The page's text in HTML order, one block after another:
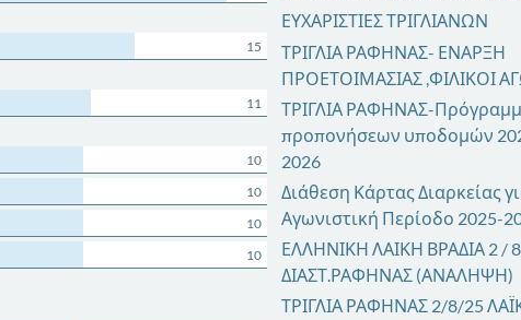
15
11
10
10
10
10
ΕΥΧΑΡΙΣΤΙΕΣ ΤΡΙΓΛΙΑΝΩΝ
ΤΡΙΓΛΙΑ ΡΑΦΗΝΑΣ- ΕΝΑΡΞΗ
ΠΡΟΕΤΟΙΜΑΣΙΑΣ ,ΦΙΛΙΚΟΙ
ΤΡΙΓΛΙΑ ΡΑΦΗΝΑΣ-
προπονήσεων υποδομών
2026
Διάθεση Κάρτας Διαρκείας
Αγωνιστική Περίοδο 2025-
ΕΛΛΗΝΙΚΗ ΛΑΙΚΗ ΒΡΑΔΙΑ 2 /
ΔΙΑΣΤ.ΡΑΦΗΝΑΣ (ΑΝΑΛΗΨΗ)
ΤΡΙΓΛΙΑ ΡΑΦΗΝΑΣ 2/8/25